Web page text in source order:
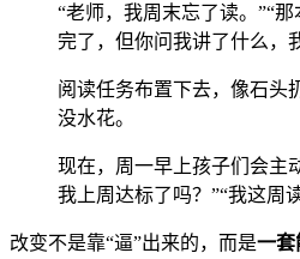
“老师，我周末忘了读。”“
完了，但你问我讲了什么，
阅读任务布置下去，像石头
没水花。
现在，周一早上孩子们会主
我上周达标了吗？”“我这周
改变不是靠“逼”出来的，而是一套